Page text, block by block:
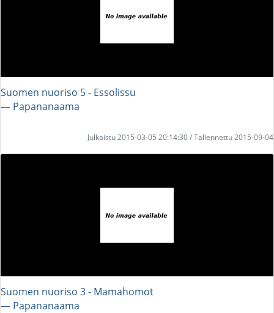
Suomen nuoriso 5 - Essolissu
― Papananaama
Julkaistu 2015-03-05 20:14:30 / Tallennettu 2015-09-04
Suomen nuoriso 3 - Mamahomot
― Papananaama